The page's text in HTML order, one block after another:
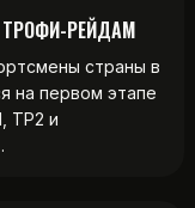
РЕЙДАМ
страны в
на первом этапе
ТР2 и